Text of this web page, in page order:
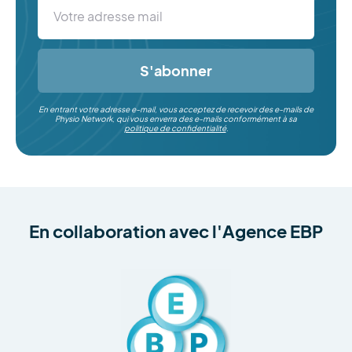
S'abonner
En entrant votre adresse e-mail, vous acceptez de recevoir des e-mails de
Physio Network, qui vous enverra des e-mails conformément à sa
politique de confidentialité.
En collaboration avecl'Agence EBP